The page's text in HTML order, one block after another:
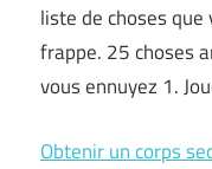
liste de choses que
frappe. 25 choses
vous ennuyez 1.
Obtenir un corps